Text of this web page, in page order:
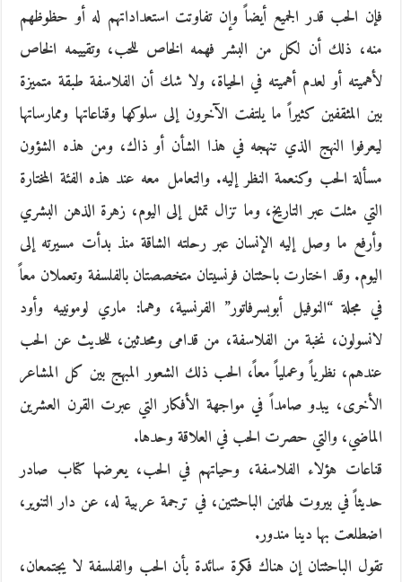
فإن الحب قدر الجميع أيضاً وإن تفاوتت استعداداتهم له أو حظوظهم
منه، ذلك أن لكل من البشر فهمه الخاص للحب، وتقييمه الخاص
لأهميته أو لعدم أهميته في الحياة، ولا شك أن الفلاسفة طبقة متميزة
بين المثقفين كثيراً ما يلتفت الآخرون إلى سلوكها وقناعاتها وممارساتها
ليعرفوا النهج الذي تنهجه في هذا الشأن أو ذاك، ومن هذه الشؤون
مسألة الحب وكنعمة النظر إليه. والتعامل معه عند هذه الفئة المختارة
التي مثلت عبر التاريخ، وما تزال تمثل إلى اليوم، زهرة الذهن البشري
وأرفع ما وصل إليه الإنسان عبر رحلته الشاقة منذ بدأت مسيرته إلى
اليوم. وقد اختارت باحثتان فرنسيتان متخصصتان بالفلسفة وتعملان معاً
في مجلة “النوفيل أبوبسرفاتور” الفرنسية، وهما: ماري لومونييه وأود
لانسولون، نخبة من الفلاسفة، من قدامى ومحدثين، للحديث عن الحب
عندهم، نظرياً وعملياً معاً، الحب ذلك الشعور المبهج بين كل المشاعر
الأخرى، يبدو صامداً في مواجهة الأفكار التي عبرت القرن العشرين
الماضي، والتي حصرت الحب في العلاقة وحدها.
قناعات هؤلاء الفلاسفة، وحياتهم في الحب، يعرضها كتاب صادر
حديثاً في بيروت لهاتين الباحثتين، في ترجمة عربية له، عن دار التنوير،
اضطلعت بها دينا مندور.
تقول الباحثتان إن هناك فكرة سائدة بأن الحب والفلسفة لا يجتمعان،